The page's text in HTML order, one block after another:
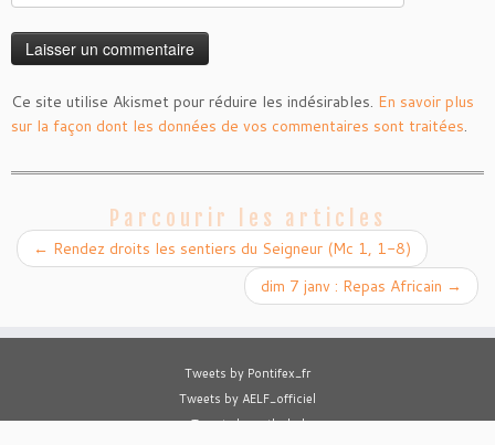
Ce site utilise Akismet pour réduire les indésirables. En savoir plus
sur la façon dont les données de vos commentaires sont traitées.
Parcourir les articles
← Rendez droits les sentiers du Seigneur (Mc 1, 1-8)
dim 7 janv : Repas Africain →
Tweets by Pontifex_fr
Tweets by AELF_officiel
Tweets by cathobel